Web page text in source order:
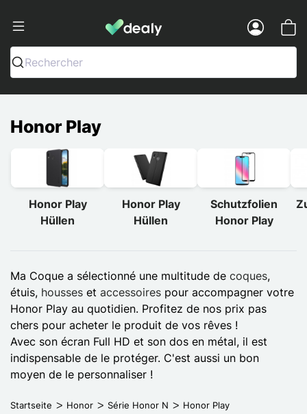
Dealy - Hüllen und Zubehör für
Rechercher
Honor Play
Honor Play
Hüllen
Honor Play
Hüllen
Schutzfolien
Honor Play
Ma Coque a sélectionné une multitude de coques,
étuis, housses et accessoires pour accompagner votre
Honor Play au quotidien. Profitez de nos prix pas
chers pour acheter le produit de vos rêves !
Avec son écran Full HD et son dos en métal, il est
indispensable de le protéger. C'est aussi un bon
moyen de le personnaliser !
Startseite Honor Série Honor N Honor Play